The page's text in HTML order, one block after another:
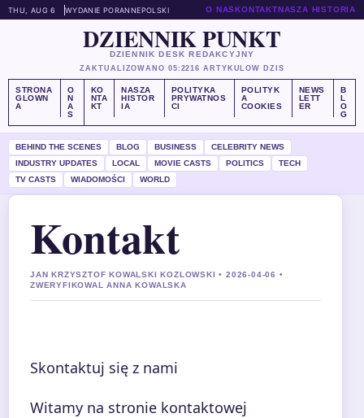
THU, AUG 6 WYDANIE PORANNEPOLSKI O NASKONTAKTNASZA HISTORIA
DZIENNIK PUNKT
DZIENNIK DESK REDAKCYJNY
ZAKTUALIZOWANO 05:2216 ARTYKULOW DZIS
STRONA
GLOWN
A
O
N
A
S
KO
NTA
KT
NASZA
HISTOR
IA
POLITYKA
PRYWATNOS
CI
POLITYK
A
COOKIES
NEWS
LETT
ER
B
L
O
G
BEHIND THE SCENES BLOG BUSINESS
CELEBRITY NEWS
INDUSTRY UPDATES
LOCAL MOVIE CASTS POLITICS
TECH
TV CASTS
WIADOMOŚCI WORLD
Kontakt
JAN KRZYSZTOF KOWALSKI KOZLOWSKI • 2026-04-06 •
ZWERYFIKOWAL ANNA KOWALSKA
Skontaktuj się z nami
Witamy na stronie kontaktowej